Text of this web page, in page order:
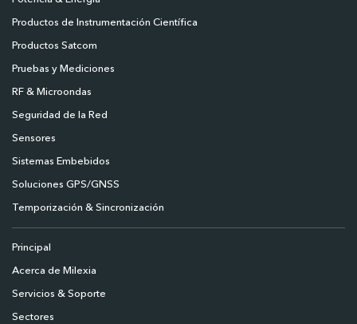
Productos de Instrumentación Científica
Productos Satcom
Pruebas y Mediciones
RF & Microondas
Seguridad de la Red
Sensores
Sistemas Embebidos
Soluciones GPS/GNSS
Temporización & Sincronización
Principal
Acerca de Milexia
Servicios & Soporte
Sectores